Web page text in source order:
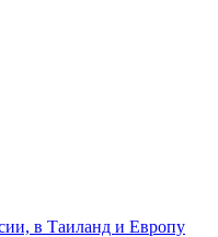
в Таиланд и Европу